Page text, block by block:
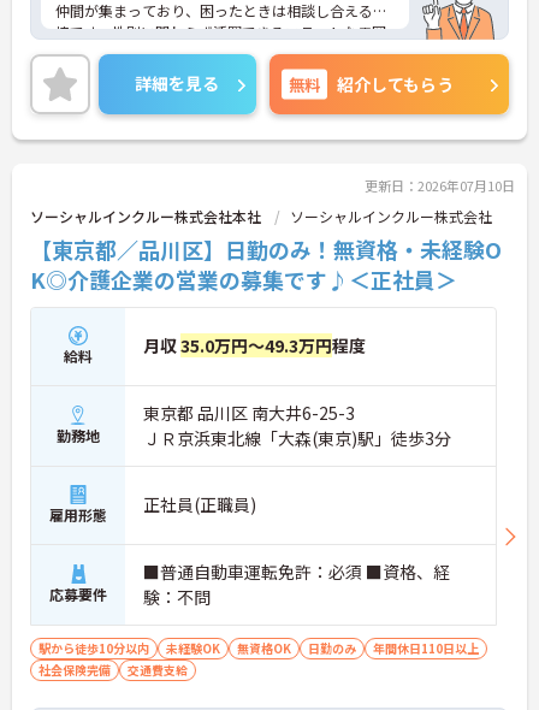
仲間が集まっており、困ったときは相談し合える環
境です。性別に関わらず活躍できるフラットな雰囲
気があります。
＜電動自転車でラクラク移動！身体への負担を軽減
＞会社から1人1台、専用の電動自転車が支給されま
す（一部例外あり）。お客様のご自宅への移動が快
適になるだけでなく、貸与された自転車での通勤も
＜頑張りがしっかり給与に反映される仕組み＞「社
員を大事にする」をモットーに、業界トップクラス
の給与水準を目指しています。賞与は年2回あり、資
格手当や土日出勤手当も充実。キャリアパスも明確
で、管理者へのステップアップなど、頑張りに応じ
て収入もやりがいもアップします。
詳細を見る 無料 紹介してもらう
更新日：2026年07月10日
ソーシャルインクルー株式会社本社 ソーシャルインクルー株式会社
【東京都／品川区】日勤のみ！無資格・未経験O
K◎介護企業の営業の募集です♪＜正社員＞
給料 月収35.0万円～49.3万円程度
勤務地
東京都 品川区 南大井6-25-3
ＪＲ京浜東北線「大森(東京)駅」徒歩3分
雇用形態 正社員(正職員)
応募要件
■普通自動車運転免許：必須 ■資格、経
験：不問
駅から徒歩10分以内 未経験OK 無資格OK 日勤のみ
年間休日110日以上
社会保険完備
交通費支給